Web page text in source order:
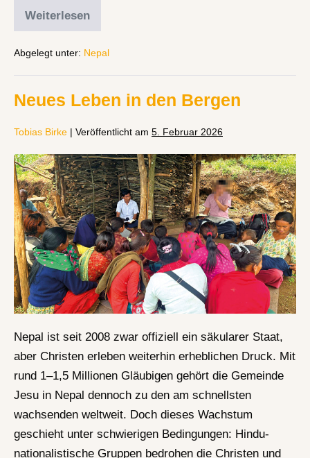
Weiterlesen
Abgelegt unter: Nepal
Neues Leben in den Bergen
Tobias Birke | Veröffentlicht am 5. Februar 2026
Nepal ist seit 2008 zwar offiziell ein säkularer Staat,
aber Christen erleben weiterhin erheblichen Druck. Mit
rund 1–1,5 Millionen Gläubigen gehört die Gemeinde
Jesu in Nepal dennoch zu den am schnellsten
wachsenden weltweit. Doch dieses Wachstum
geschieht unter schwierigen Bedingungen: Hindu-
nationalistische Gruppen bedrohen die Christen und